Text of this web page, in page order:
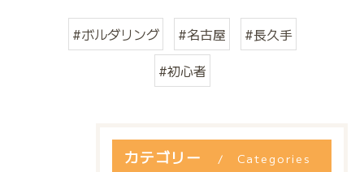
#ボルダリング #名古屋
#長久手
#初心者
カテゴリー Categories